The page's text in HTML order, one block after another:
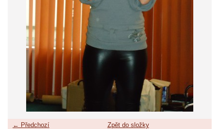
← Předchozí Zpět do složky